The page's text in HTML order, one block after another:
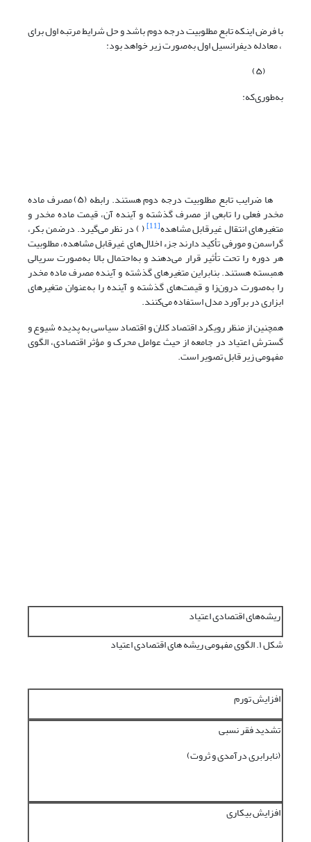
با فرض اینکه تابع مطلوبیت درجه دوم باشد و حل شرایط مرتبه اول برای
، معادله دیفرانسیل اول به‌صورت زیر خواهد بود:
(۵)
به‌طوری‌که:
ها ضرایب تابع مطلوبیت درجه دوم هستند. رابطه (۵) مصرف ماده
مخدر فعلی را تابعی از مصرف گذشته و آینده آن، قیمت ماده مخدر و
متغیرهای انتقال غیرقابل مشاهده[11] ( ) در نظر می‌گیرد. درضمن بکر،
گراسمن و مورفی تأکید دارند جزء اخلال‌های غیرقابل مشاهده، مطلوبیت
هر دوره را تحت تأثیر قرار می‌دهند و به‌احتمال بالا به‌صورت سریالی
همبسته هستند. بنابراین متغیرهای گذشته و آینده مصرف ماده مخدر
را به‌صورت درون‌زا و قیمت‌های گذشته و آینده را به‌عنوان متغیرهای
ابزاری در برآورد مدل استفاده می‌کنند.
همچنین از منظر رویکرد اقتصاد کلان و اقتصاد سیاسی به پدیده شیوع و
گسترش اعتیاد در جامعه از حیث عوامل محرک و مؤثر اقتصادی، الگوی
مفهومی زیر قابل تصویر است.
ریشه‌های اقتصادی اعتیاد
شکل ۱. الگوی مفهومی ریشه های اقتصادی اعتیاد
افزایش تورم
تشدید فقر نسبی
(نابرابری درآمدی و ثروت)
افزایش بیکاری